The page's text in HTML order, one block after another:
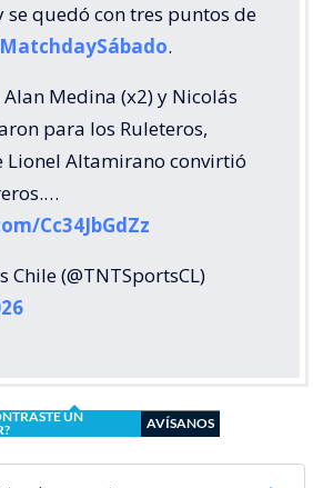
se quedó con tres puntos de
.
Medina (x2) y Nicolás
para los Ruleteros,
Lionel Altamirano convirtió
Cc34JbGdZz
(@TNTSportsCL)
UN
AVÍSANOS